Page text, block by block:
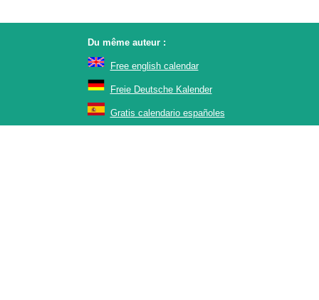
Du même auteur :
Free english calendar
Freie Deutsche Kalender
Gratis calendario españoles